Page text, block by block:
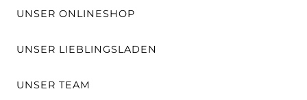
UNSER ONLINESHOP
UNSER LIEBLINGSLADEN
UNSER TEAM